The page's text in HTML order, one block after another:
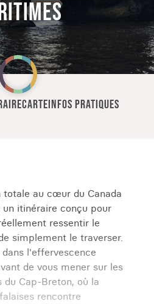
CARTEINFOS PRATIQUES
totale au cœur du Canada
itinéraire conçu pour
ressentir le
simplement le traverser.
l'effervescence
de vous mener sur les
du Cap-Breton, où la
rencontre